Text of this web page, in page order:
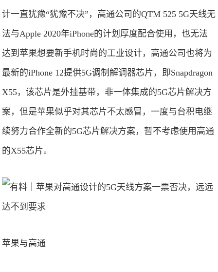
计一直犹豫“犹豫不决”，高通公司的QTM 525 5G天线无
法与Apple 2020年iPhone的计划厚度配合使用，也无法
达到苹果想要新手机时尚的工业设计，高通公司也将为
最新的iPhone 12提供5G调制解调器芯片，即Snapdragon
X55，该芯片是外挂基带，非一体集成的5G芯片解决方
案，但是苹果似乎对其芯片不太感冒，一度与台积电继
续努力合作全新的5G芯片解决方案，暂不考虑使用高通
的X55芯片。
苹果与高通